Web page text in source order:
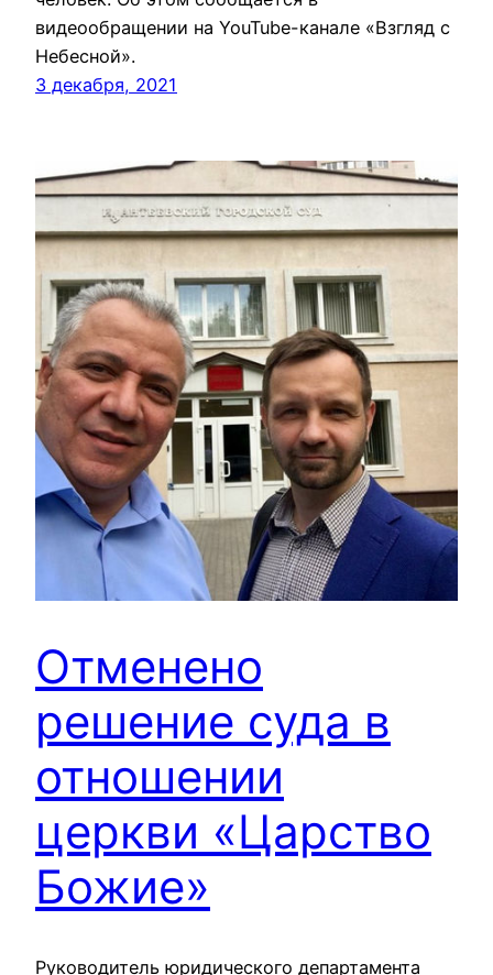
видеообращении на YouTube-канале «Взгляд с
Небесной».
3 декабря, 2021
Отменено
решение суда в
отношении
церкви «Царство
Божие»
Руководитель юридического департамента